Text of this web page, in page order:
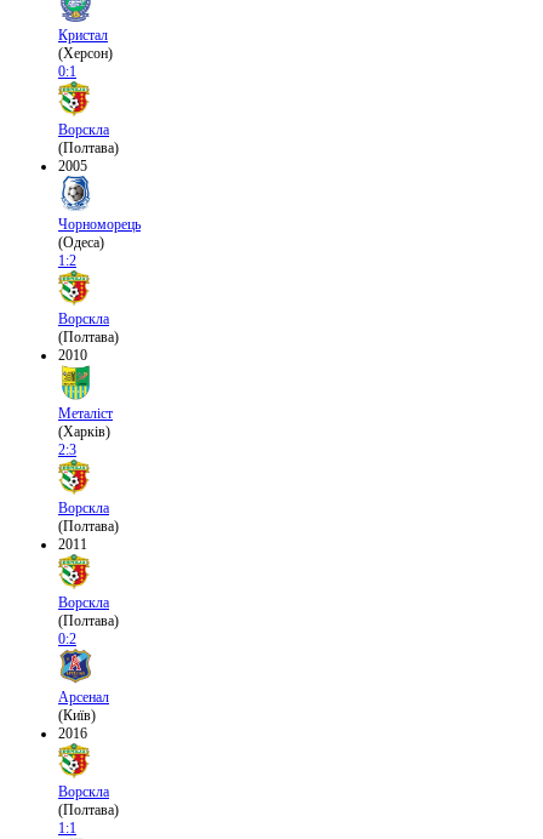
Кристал
(Херсон)
0:1
Ворскла
(Полтава)
2005
Чорноморець
(Одеса)
1:2
Ворскла
(Полтава)
2010
Металіст
(Харків)
2:3
Ворскла
(Полтава)
2011
Ворскла
(Полтава)
0:2
Арсенал
(Київ)
2016
Ворскла
(Полтава)
1:1